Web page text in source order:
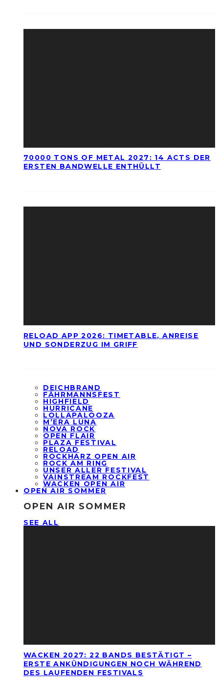
70000 TONS OF METAL 2027: 14 ACTS DER
ERSTEN BANDWELLE ENTHÜLLT
RELOAD APP 2026: TIMETABLE, ANREISE
UND SONDERZUG IM GRIFF
DEICHBRAND
FÄHRMANNSFEST
HIGHFIELD
HURRICANE
LOLLAPALOOZA
M’ERA LUNA
NOVA ROCK
OPEN FLAIR
PLAZA FESTIVAL
RELOAD
ROCKHARZ OPEN AIR
ROCK AM RING
UNSER ALLER FESTIVAL
VAINSTREAM ROCKFEST
WACKEN OPEN AIR
OPEN AIR SOMMER
OPEN AIR SOMMER
SEE ALL
WACKEN 2027: 22 BANDS BESTÄTIGT –
ERSTE ANKÜNDIGUNGEN NOCH WÄHREND
DES LAUFENDEN FESTIVALS